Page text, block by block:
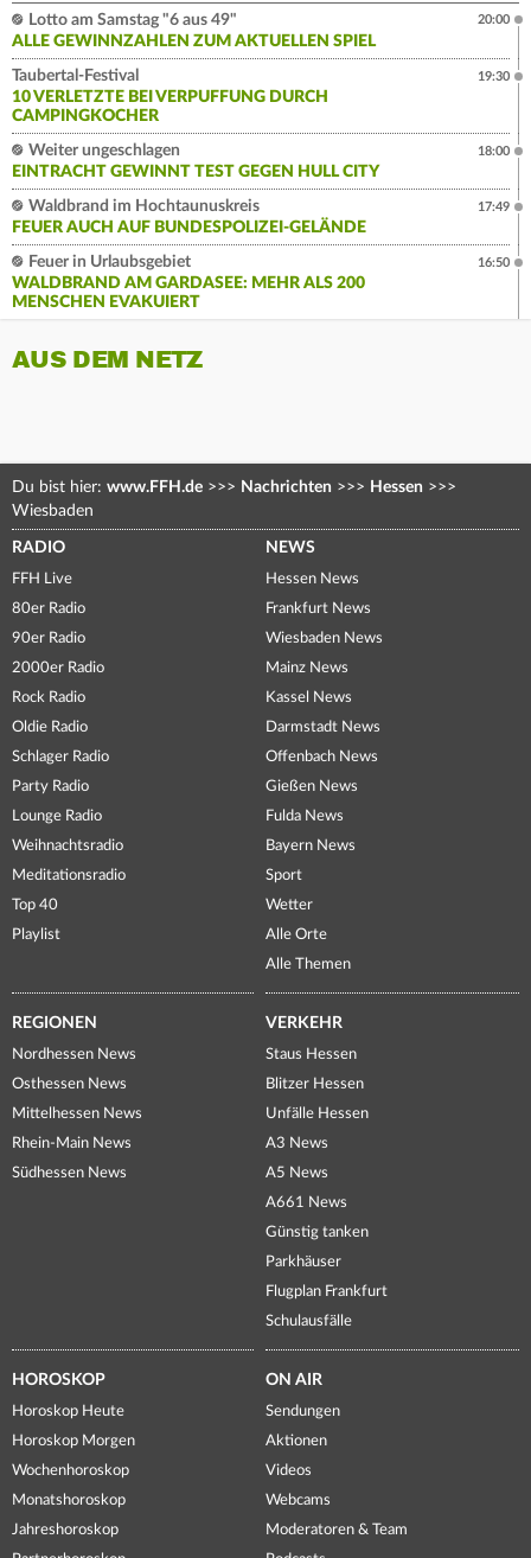
Lotto am Samstag "6 aus 49"
ALLE GEWINNZAHLEN ZUM AKTUELLEN SPIEL
20:00
Taubertal-Festival
10 VERLETZTE BEI VERPUFFUNG DURCH
CAMPINGKOCHER
19:30
Weiter ungeschlagen
EINTRACHT GEWINNT TEST GEGEN HULL CITY
18:00
Waldbrand im Hochtaunuskreis
FEUER AUCH AUF BUNDESPOLIZEI-GELÄNDE
17:49
Feuer in Urlaubsgebiet
WALDBRAND AM GARDASEE: MEHR ALS 200
MENSCHEN EVAKUIERT
16:50
AUS DEM NETZ
Du bist hier: www.FFH.de >>> Nachrichten >>> Hessen >>>
Wiesbaden
RADIO
FFH Live
80er Radio
90er Radio
2000er Radio
Rock Radio
Oldie Radio
Schlager Radio
Party Radio
Lounge Radio
Weihnachtsradio
Meditationsradio
Top 40
Playlist
NEWS
Hessen News
Frankfurt News
Wiesbaden News
Mainz News
Kassel News
Darmstadt News
Offenbach News
Gießen News
Fulda News
Bayern News
Sport
Wetter
Alle Orte
Alle Themen
REGIONEN
Nordhessen News
Osthessen News
Mittelhessen News
Rhein-Main News
Südhessen News
VERKEHR
Staus Hessen
Blitzer Hessen
Unfälle Hessen
A3 News
A5 News
A661 News
Günstig tanken
Parkhäuser
Flugplan Frankfurt
Schulausfälle
HOROSKOP
Horoskop Heute
Horoskop Morgen
Wochenhoroskop
Monatshoroskop
Jahreshoroskop
ON AIR
Sendungen
Aktionen
Videos
Webcams
Moderatoren & Team